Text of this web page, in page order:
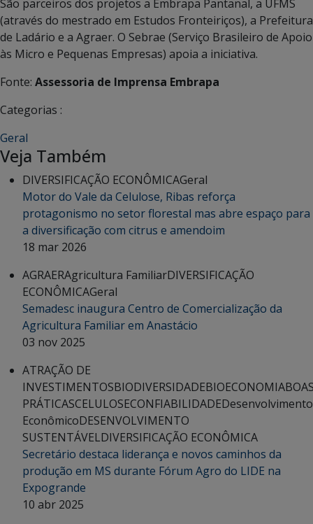
São parceiros dos projetos a Embrapa Pantanal, a UFMS
(através do mestrado em Estudos Fronteiriços), a Prefeitura
de Ladário e a Agraer. O Sebrae (Serviço Brasileiro de Apoio
às Micro e Pequenas Empresas) apoia a iniciativa.
Fonte: Assessoria de Imprensa Embrapa
Categorias :
Geral
Veja Também
DIVERSIFICAÇÃO ECONÔMICAGeral
Motor do Vale da Celulose, Ribas reforça
protagonismo no setor florestal mas abre espaço para
a diversificação com citrus e amendoim
18 mar 2026
AGRAERAgricultura FamiliarDIVERSIFICAÇÃO
ECONÔMICAGeral
Semadesc inaugura Centro de Comercialização da
Agricultura Familiar em Anastácio
03 nov 2025
ATRAÇÃO DE
INVESTIMENTOSBIODIVERSIDADEBIOECONOMIA
PRÁTICASCELULOSECONFIABILIDADEDesenvolvimento
EconômicoDESENVOLVIMENTO
SUSTENTÁVELDIVERSIFICAÇÃO ECONÔMICA
Secretário destaca liderança e novos caminhos da
produção em MS durante Fórum Agro do LIDE na
Expogrande
10 abr 2025